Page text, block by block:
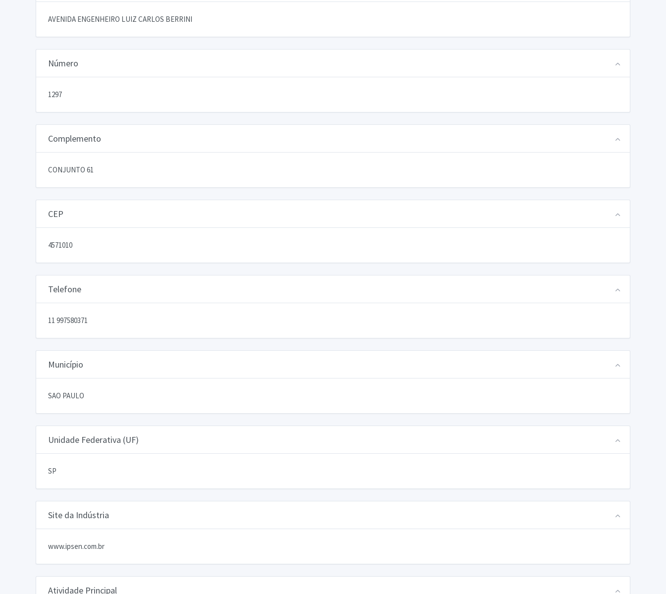
AVENIDA ENGENHEIRO LUIZ CARLOS BERRINI
Número
1297
Complemento
CONJUNTO 61
CEP
4571010
Telefone
11 997580371
Município
SAO PAULO
Unidade Federativa (UF)
SP
Site da Indústria
www.ipsen.com.br
Atividade Principal